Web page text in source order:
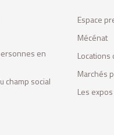
en
champ social
Espace
Mécénat
Locations
Marchés
Les